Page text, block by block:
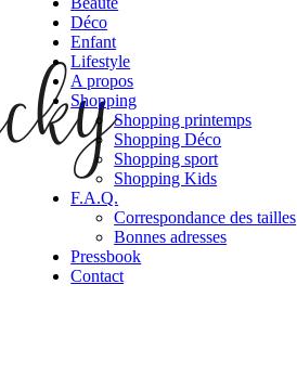
Déco
Enfant
Lifestyle
A propos
Shopping
Shopping printemps
Shopping Déco
Shopping sport
Shopping Kids
F.A.Q.
Correspondance des tailles
Bonnes adresses
Pressbook
Contact